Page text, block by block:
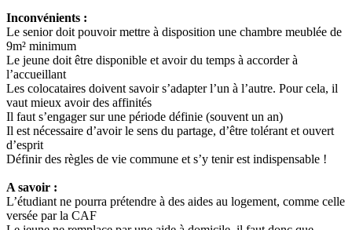
Inconvénients :
Le senior doit pouvoir mettre à disposition une chambre meublée de
9m² minimum
Le jeune doit être disponible et avoir du temps à accorder à
l’accueillant
Les colocataires doivent savoir s’adapter l’un à l’autre. Pour cela, il
vaut mieux avoir des affinités
Il faut s’engager sur une période définie (souvent un an)
Il est nécessaire d’avoir le sens du partage, d’être tolérant et ouvert
d’esprit
Définir des règles de vie commune et s’y tenir est indispensable !
A savoir :
L’étudiant ne pourra prétendre à des aides au logement, comme celle
versée par la CAF